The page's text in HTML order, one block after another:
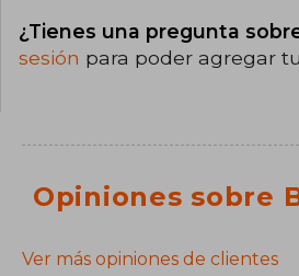
¿Tienes una pregunta
sesión para poder agregar
Opiniones sobre
Ver más opiniones de clientes